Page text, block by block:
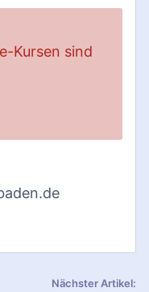
Kursen sind
Nächster Artikel: